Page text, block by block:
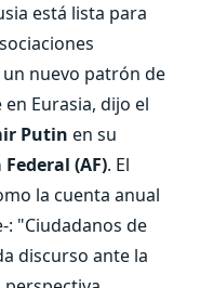
está lista para
nuevo patrón de
Eurasia, dijo el
Putin en su
(AF). El
la cuenta anual
: "Ciudadanos de
discurso ante la